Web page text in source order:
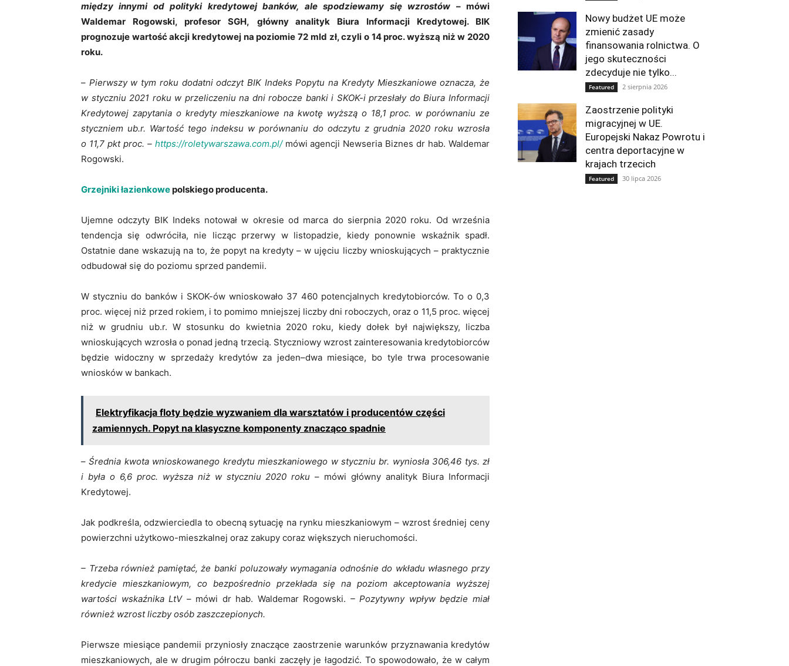
między innymi od polityki kredytowej banków, ale spodziewamy się wzrostów – mówi
Waldemar Rogowski, profesor SGH,
główny analityk Biura Informacji Kredytowej. BIK
prognozuje wartość akcji kredytowej na poziomie 72 mld zł, czyli o 14 proc. wyższą niż w 2020
roku.
– Pierwszy w tym roku dodatni odczyt BIK Indeks Popytu na Kredyty Mieszkaniowe oznacza, że
w styczniu 2021 roku w przeliczeniu na dni robocze banki i SKOK-i przesłały do Biura Informacji
Kredytowej zapytania o kredyty mieszkaniowe na kwotę wyższą o 18,1 proc. w porównaniu ze
styczniem ub.r. Wartość tego indeksu w porównaniu do odczytu z grudnia 2020 roku wzrosła
o 11,7 pkt proc. – https://roletywarszawa.com.pl/ mówi agencji Newseria Biznes dr hab. Waldemar
Rogowski.
Grzejniki łazienkowepolskiego producenta.
Ujemne odczyty BIK Indeks notował w okresie od marca do sierpnia 2020 roku. Od września
tendencja się odwróciła, nie licząc przerwy w listopadzie, kiedy ponownie wskaźnik spadł.
Ostatnie dane wskazują na to, że popyt na kredyty – w ujęciu liczby wnioskujących – praktycznie
odbudował się do poziomu sprzed pandemii.
W styczniu do banków i SKOK-ów wnioskowało 37 460 potencjalnych kredytobiorców. To o 0,3
proc. więcej niż przed rokiem, i to pomimo mniejszej liczby dni roboczych, oraz o 11,5 proc. więcej
niż w grudniu ub.r. W stosunku do kwietnia 2020 roku, kiedy dołek był największy, liczba
wnioskujących wzrosła o ponad jedną trzecią. Styczniowy wzrost zainteresowania kredytobiorców
będzie widoczny w sprzedaży kredytów za jeden–dwa miesiące, bo tyle trwa procesowanie
wniosków w bankach.
Elektryfikacja floty będzie wyzwaniem dla warsztatów i producentów części
zamiennych. Popyt na klasyczne komponenty znacząco spadnie
–Średnia kwota wnioskowanego kredytu mieszkaniowego w styczniu br. wyniosła 306,46 tys. zł
i była o 6,6 proc. wyższa niż w styczniu 2020 roku – mówi główny analityk Biura Informacji
Kredytowej.
Jak podkreśla, odzwierciedla to obecną sytuację na rynku mieszkaniowym – wzrost średniej ceny
powierzchni użytkowo-mieszkalnej oraz zakupy coraz większych nieruchomości.
– Trzeba również pamiętać, że banki poluzowały wymagania odnośnie do wkładu własnego przy
kredycie mieszkaniowym, co bezpośrednio przekłada się na poziom akceptowania wyższej
wartości wskaźnika LtV – mówi dr hab. Waldemar Rogowski. – Pozytywny wpływ będzie miał
również wzrost liczby osób zaszczepionych.
Pierwsze miesiące pandemii przyniosły znaczące zaostrzenie warunków przyznawania kredytów
mieszkaniowych, ale w drugim półroczu banki zaczęły je łagodzić. To spowodowało, że w całym
Nowy budżet UE może
zmienić zasady
finansowania rolnictwa. O
jego skuteczności
zdecyduje nie tylko...
Featured 2 sierpnia 2026
Zaostrzenie polityki
migracyjnej w UE.
Europejski Nakaz Powrotu i
centra deportacyjne w
krajach trzecich
Featured 30 lipca 2026